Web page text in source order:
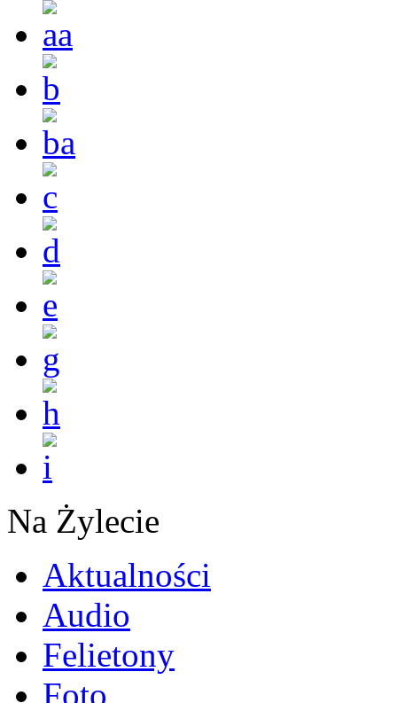
Na Żylecie
Aktualności
Audio
Felietony
Foto